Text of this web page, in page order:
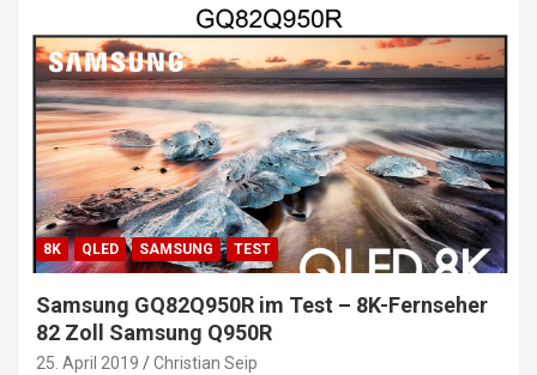
8K QLED SAMSUNG TEST
Samsung GQ82Q950R im Test – 8K-Fernseher
82 Zoll Samsung Q950R
25. April 2019 Christian Seip